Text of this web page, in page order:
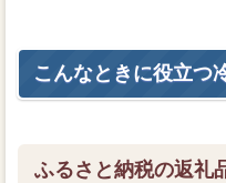
こんなときに役立つ
ふるさと納税の返礼